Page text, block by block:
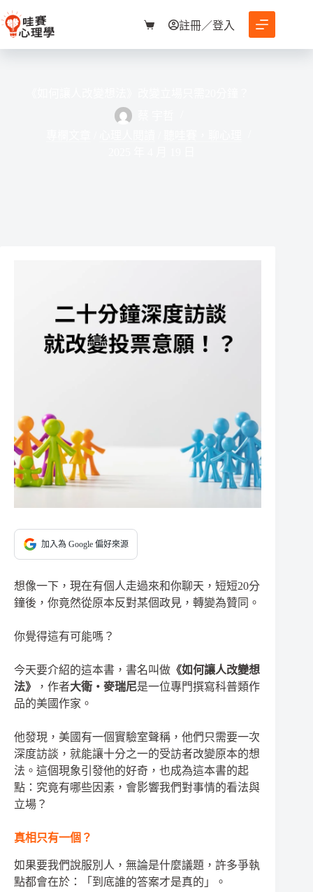
至
購
物
註冊／登入
加入為 Google 偏好來源
想像一下，現在有個人走過來和你聊天，短短20分
鐘後，你竟然從原本反對某個政見，轉變為贊同。
你覺得這有可能嗎？
今天要介紹的這本書，書名叫做 《如何讓人改變想
法》
，作者大衛・麥瑞尼是一位專門撰寫科普類作
品的美國作家。
他發現，美國有一個實驗室聲稱，他們只需要一次
深度訪談，就能讓十分之一的受訪者改變原本的想
法。這個現象引發他的好奇，也成為這本書的起
點：究竟有哪些因素，會影響我們對事情的看法與
立場？
真相只有一個？
如果要我們說服別人，無論是什麼議題，許多爭執
點都會在於：「到底誰的答案才是真的」。